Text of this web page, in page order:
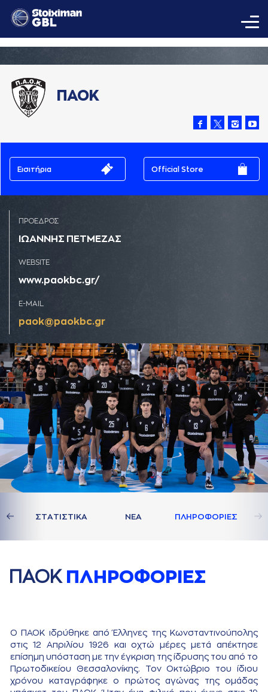
ΠΑΟΚ
Εισιτήρια Official Store
ΠΡΟΕΔΡΟΣ
ΙΩAΝΝΗΣ ΠΕΤΜΕΖAΣ
WEBSITE
www.paokbc.gr/
E-MAIL
paok@paokbc.gr
ΣΤAΤΙΣΤΙΚA ΝΕA ΠΛΗΡΟΦΟΡΙΕΣ
ΠAΟΚ ΠΛΗΡΟΦΟΡΙΕΣ
O ΠΑΟΚ ιδρύθηκε από Έλληνες της Κωνσταντινούπολης
στις 12 Απριλίου 1926 και οχτώ μέρες μετά απέκτησε
επίσημη υπόσταση με την έγκριση της ίδρυσης του από το
Πρωτοδικείου Θεσσαλονίκης. Τον Οκτώβριο του ίδιου
χρόνου καταγράφηκε ο πρώτος αγώνας της ομάδας